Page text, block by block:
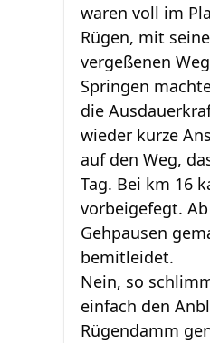
waren voll im
Rügen, mit
vergeßenen
Springen
die
wieder kurze
auf den Weg,
Tag. Bei km 16
vorbeigefegt.
Gehpausen
bemitleidet.
Nein, so
einfach den
Rügendamm